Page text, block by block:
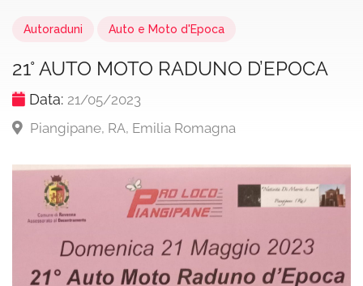
Autoraduni Auto e Moto d'Epoca
21° AUTO MOTO RADUNO D’EPOCA
Data: 21/05/2023
Piangipane, RA, Emilia Romagna